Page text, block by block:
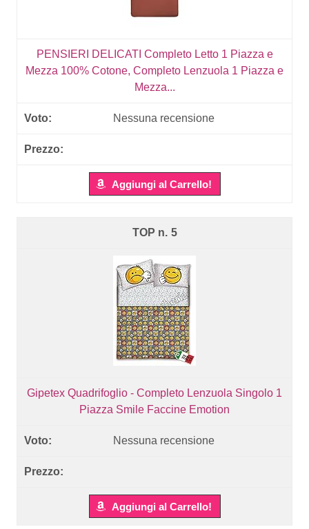
PENSIERI DELICATI Completo Letto 1 Piazza e
Mezza 100% Cotone, Completo Lenzuola 1 Piazza e
Mezza...
Nessuna recensione
Aggiungi al Carrello!
5
Gipetex Quadrifoglio - Completo Lenzuola Singolo 1
Piazza Smile Faccine Emotion
Nessuna recensione
Aggiungi al Carrello!